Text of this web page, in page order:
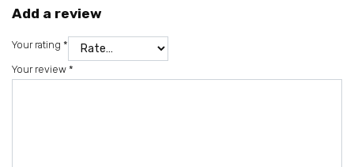
Add a review
Your rating *
Your review *